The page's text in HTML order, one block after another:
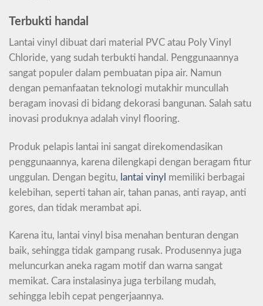
Terbukti handal
Lantai vinyl dibuat dari material PVC atau Poly Vinyl
Chloride, yang sudah terbukti handal. Penggunaannya
sangat populer dalam pembuatan pipa air. Namun
dengan pemanfaatan teknologi mutakhir muncullah
beragam inovasi di bidang dekorasi bangunan. Salah satu
inovasi produknya adalah vinyl flooring.
Produk pelapis lantai ini sangat direkomendasikan
penggunaannya, karena dilengkapi dengan beragam fitur
unggulan. Dengan begitu, lantai vinyl memiliki berbagai
kelebihan, seperti tahan air, tahan panas, anti rayap, anti
gores, dan tidak merambat api.
Karena itu, lantai vinyl bisa menahan benturan dengan
baik, sehingga tidak gampang rusak. Produsennya juga
meluncurkan aneka ragam motif dan warna sangat
memikat. Cara instalasinya juga terbilang mudah,
sehingga lebih cepat pengerjaannya.